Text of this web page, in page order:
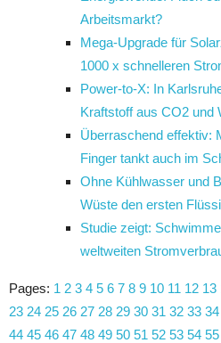
Arbeitsmarkt?
Mega-Upgrade für
1000 x schnelleren
Power-to-X: In
Kraftstoff aus CO2 und
Überraschend effektiv:
Finger tankt auch im
Ohne Kühlwasser und
Wüste den ersten
Studie zeigt:
weltweiten
Pages: 1 2 3 4 5 6 7 8 9 10 11 12 13
23 24 25 26 27 28 29 30 31 32 33 34
44 45 46 47 48 49 50 51 52 53 54 55